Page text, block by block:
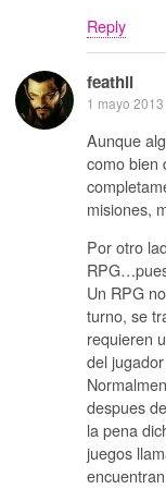
Reply
feathil
1 mayo 2013
Aunque
como bien
misiones,
Por otro
Un RPG
turno, se
requieren
del
despues
la pena
juegos